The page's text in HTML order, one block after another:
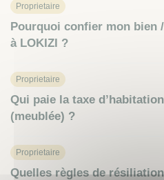
Proprietaire
Pourquoi confier mon bien
à LOKIZI ?
Proprietaire
Qui paie la taxe
(meublée) ?
Proprietaire
Quelles règles de